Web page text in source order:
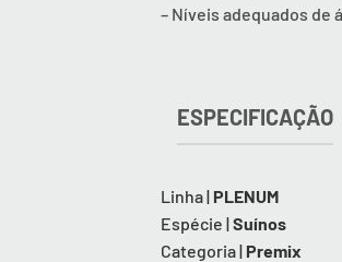
– Níveis adequados de
ESPECIFICAÇÃO
Linha | PLENUM
Espécie |Suínos
Categoria | Premix